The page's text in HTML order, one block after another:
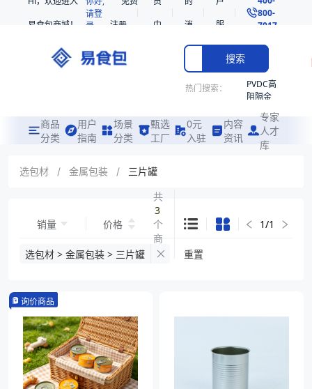
易食包商城！
请登
录
注册
中
消
息
服
务
800-
7017
搜索
热门搜索：
PVDC高
阻隔金
共挤热
收缩袋
221360
袋
商品
分类
用户
指南
场景
分类
甄选
工厂
0元
入驻
内容
资讯
专家
人才
库
选包材 / 金属包装 / 三片罐
销量 价格
共
3
个
商
品
1/1
选包材 > 金属包装 > 三片罐 重置
询价商品